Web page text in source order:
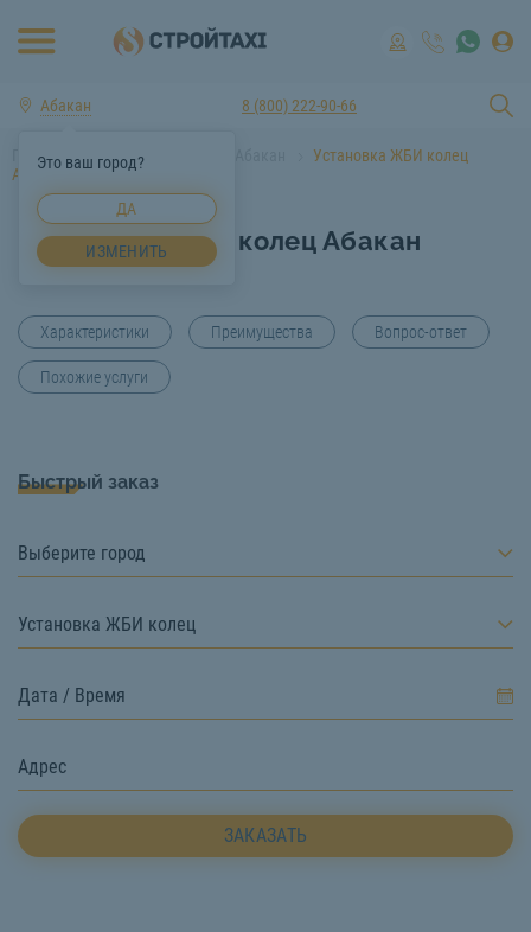
Абакан
Это ваш город?
ДА
ИЗМЕНИТЬ
8 (800) 222-90-66
Главная Услуги спецтехники Абакан
Установка ЖБИ колец
Абакан
Установка ЖБИ колец Абакан
Характеристики Преимущества Вопрос-ответ
Похожие услуги
Быстрый заказ
Выберите город
Установка ЖБИ колец
ЗАКАЗАТЬ